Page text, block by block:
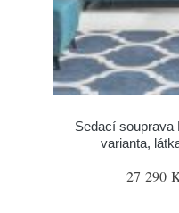
Sedací souprava
varianta,
27 290